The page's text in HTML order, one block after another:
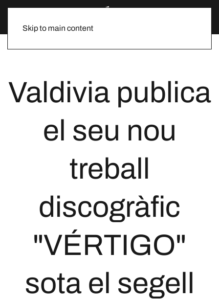
Skip to main content
Valdivia publica
el seu nou
treball
discogràfic
"VÉRTIGO"
sota el segell